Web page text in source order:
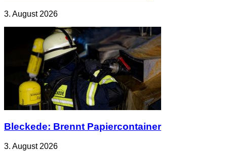
3. August 2026
Bleckede: Brennt Papiercontainer
3. August 2026